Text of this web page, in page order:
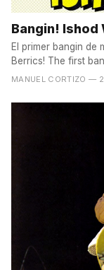
Bangin! Ishod
El primer bangin de
Berrics! The
MANUEL CORTIZO —